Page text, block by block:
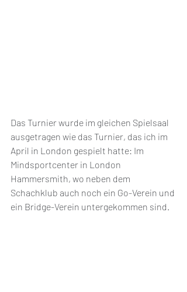
Das Turnier wurde im gleichen Spielsaal
ausgetragen wie das Turnier, das ich im
April in London gespielt hatte: Im
Mindsportcenter in London
Hammersmith, wo neben dem
Schachklub auch noch ein Go-Verein und
ein Bridge-Verein untergekommen sind.